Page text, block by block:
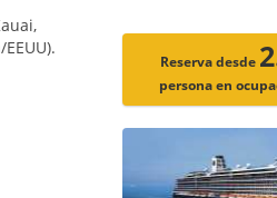
Reserva desde
persona en